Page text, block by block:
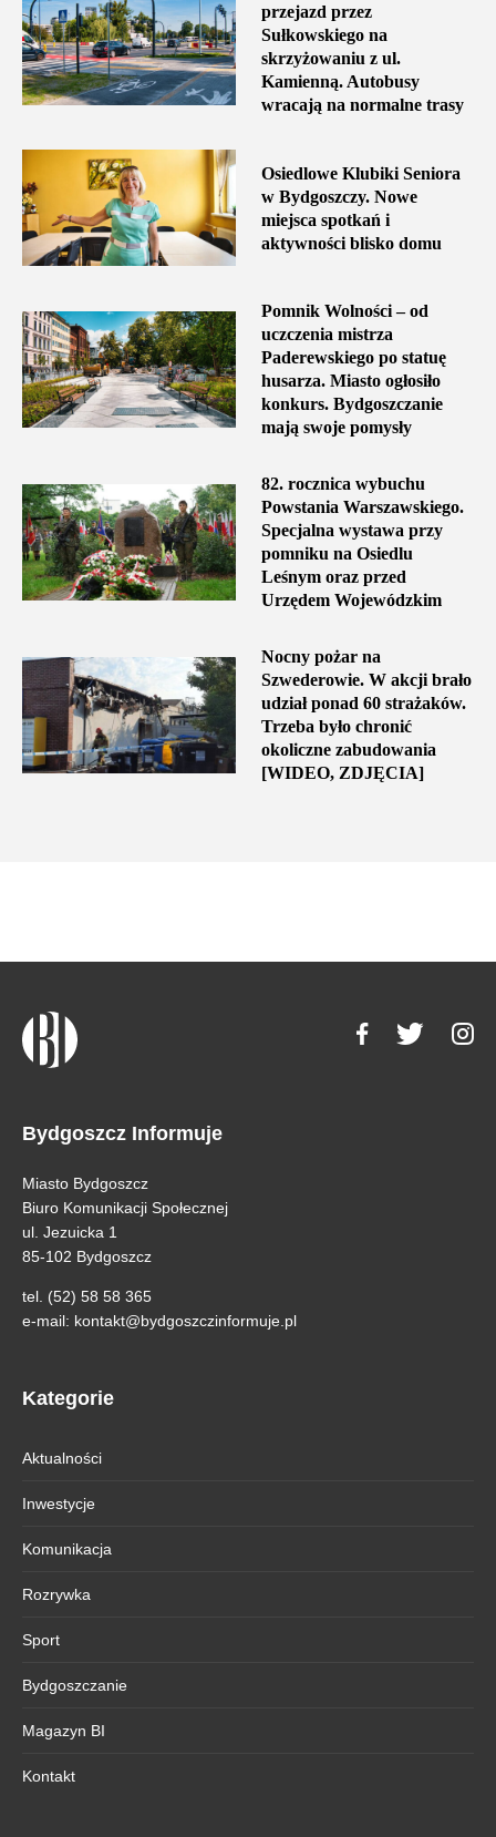
przejazd przez
Sułkowskiego na
skrzyżowaniu z ul.
Kamienną. Autobusy
wracają na normalne trasy
Osiedlowe Klubiki Seniora
w Bydgoszczy. Nowe
miejsca spotkań i
aktywności blisko domu
Pomnik Wolności – od
uczczenia mistrza
Paderewskiego po statuę
husarza. Miasto ogłosiło
konkurs. Bydgoszczanie
mają swoje pomysły
82. rocznica wybuchu
Powstania Warszawskiego.
Specjalna wystawa przy
pomniku na Osiedlu
Leśnym oraz przed
Urzędem Wojewódzkim
Nocny pożar na
Szwederowie. W akcji brało
udział ponad 60 strażaków.
Trzeba było chronić
okoliczne zabudowania
[WIDEO, ZDJĘCIA]
Bydgoszcz Informuje
Miasto Bydgoszcz
Biuro Komunikacji Społecznej
ul. Jezuicka 1
85-102 Bydgoszcz
tel. (52) 58 58 365
e-mail: kontakt@bydgoszczinformuje.pl
Kategorie
Aktualności
Inwestycje
Komunikacja
Rozrywka
Sport
Bydgoszczanie
Magazyn BI
Kontakt